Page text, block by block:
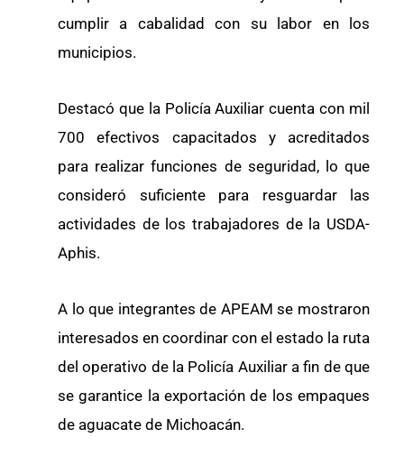
cumplir a cabalidad con su labor en los
municipios.
Destacó que la Policía Auxiliar cuenta con mil
700 efectivos capacitados y acreditados
para realizar funciones de seguridad, lo que
consideró suficiente para resguardar las
actividades de los trabajadores de la USDA-
Aphis.
A lo que integrantes de APEAM se mostraron
interesados en coordinar con el estado la ruta
del operativo de la Policía Auxiliar a fin de que
se garantice la exportación de los empaques
de aguacate de Michoacán.